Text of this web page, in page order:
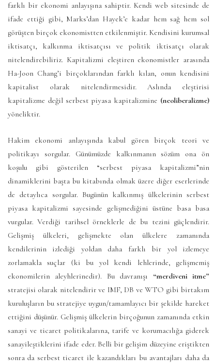
farklı bir ekonomi anlayışına sahiptir. Kendi web sitesinde de
ifade ettiği gibi, Marks’dan Hayek’e kadar hem sağ hem sol
görüşten birçok ekonomistten etkilenmiştir. Kendisini kurumsal
iktisatçı, kalkınma iktisatçısı ve politik iktisatçı olarak
nitelendirebiliriz. Kapitalizmi eleştiren ekonomistler arasında
Ha-Joon Chang’i birçoklarından farklı kılan, onun kendisini
kapitalist olarak nitelendirmesidir. Aslında eleştirisi
kapitalizme değil serbest piyasa kapitalizmine (neoliberalizme)
yöneliktir.
Hakim ekonomi anlayışında kabul gören birçok teori ve
politikayı sorgular. Günümüzde kalkınmanın sözüm ona ön
koşulu gibi gösterilen “serbest piyasa kapitalizmi”nin
dinamiklerini başta bu kitabında olmak üzere diğer eserlerinde
de detaylıca sorgular. Bugünün kalkınmış ülkelerinin serbest
piyasa kapitalizmi sayesinde gelişmediğini üstüne basa basa
vurgular. Verdiği tarihsel örneklerle de bu tezini güçlendirir.
Gelişmiş ülkeleri, gelişmekte olan ülkelere zamanında
kendilerinin izlediği yoldan daha farklı bir yol izlemeye
zorlamakla suçlar (ki bu yol kendi lehlerinde, gelişmemiş
ekonomilerin aleyhlerinedir). Bu davranışı “merdiveni itme”
stratejisi olarak nitelendirir ve IMF, DB ve WTO gibi birtakım
kuruluşların bu stratejiye uygun/tamamlayıcı bir şekilde hareket
ettiğini düşünür. Gelişmiş ülkelerin birçoğunun zamanında etkin
sanayi ve ticaret politikalarına, tarife ve korumacılığa giderek
sanayileştiklerini ifade eder. Belli bir gelişim düzeyine eriştikten
sonra da serbest ticaret ile kazandıkları bu avantajları daha da